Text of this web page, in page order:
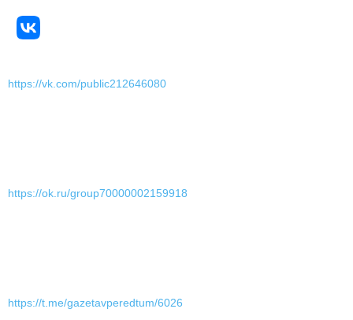
https://vk.com/public212646080
https://ok.ru/group70000002159918
https://t.me/gazetavperedtum/6026